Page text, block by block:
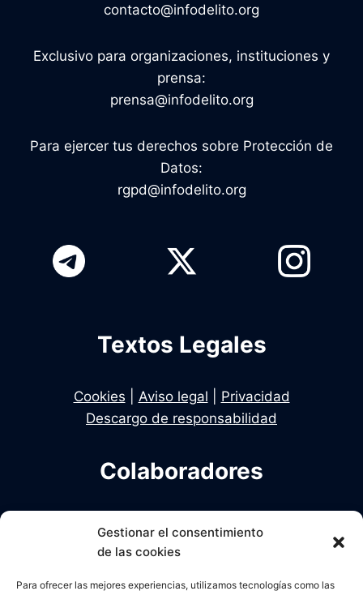
Gestionar el consentimiento
de las cookies
Para ofrecer las mejores experiencias, utilizamos tecnologías como las
contacto@infodelito.org
Exclusivo para organizaciones, instituciones y
prensa:
prensa@infodelito.org
Para ejercer tus derechos sobre Protección de
Datos:
rgpd@infodelito.org
Textos Legales
Cookies Aviso legal
Privacidad
Descargo de responsabilidad
Colaboradores
Infodelito es una iniciativa de Dekhan y Alcalde
en colaboración con Una Policia para el Siglo XXI